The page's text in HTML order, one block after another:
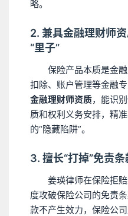
略。
2. 兼具金融理财师
“里子”
保险产品本质是金
扣除、账户管理等金融
金融理财师资质，能识
质和权利义务安排，精
的“隐藏陷阱”。
3. 擅长“打掉”免责条
姜瑛律师在保险拒
度攻破保险公司的免责
款不产生效力，保险公司